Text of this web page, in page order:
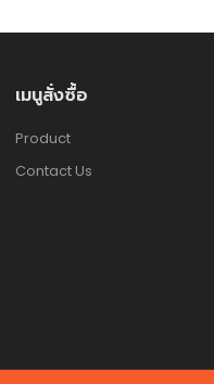
เมนูสั่งซื้อ
Product
Contact Us